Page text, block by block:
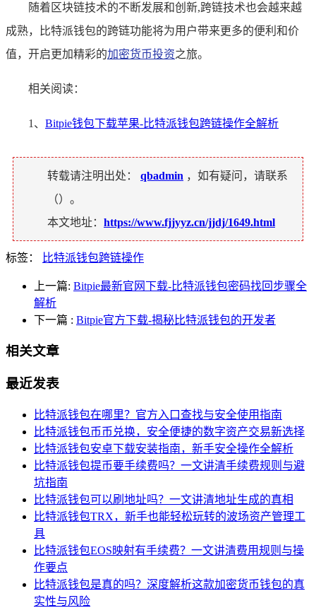
随着区块链技术的不断发展和创新,跨链技术也会越来越
成熟，比特派钱包的跨链功能将为用户带来更多的便利和价
值，开启更加精彩的加密货币投资之旅。
相关阅读：
1、 Bitpie钱包下载苹果-比特派钱包跨链操作全解析
转载请注明出处： qbadmin ，如有疑问，请联系
（）。
本文地址： https://www.fjjyyz.cn/jjdj/1649.html
标签： 比特派钱包跨链操作
上一篇: Bitpie最新官网下载-比特派钱包密码找回步骤全
解析
下一篇 : Bitpie官方下载-揭秘比特派钱包的开发者
相关文章
最近发表
比特派钱包在哪里？官方入口查找与安全使用指南
比特派钱包币币兑换，安全便捷的数字资产交易新选择
比特派钱包安卓下载安装指南，新手安全操作全解析
比特派钱包提币要手续费吗？一文讲清手续费规则与避
坑指南
比特派钱包可以刷地址吗？一文讲清地址生成的真相
比特派钱包TRX，新手也能轻松玩转的波场资产管理工
具
比特派钱包EOS映射有手续费？一文讲清费用规则与操
作要点
比特派钱包是真的吗？深度解析这款加密货币钱包的真
实性与风险